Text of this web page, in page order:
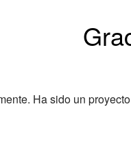
Ha sido un